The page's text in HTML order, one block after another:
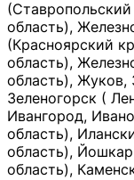
область),
(Красноярский
область),
область), Жуков,
Зеленогорск (
Ивангород,
область),
область),
область),